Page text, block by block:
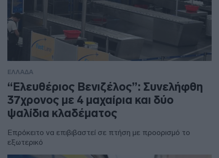
ΕΛΛΑΔΑ
“Ελευθέριος Βενιζέλος”: Συνελήφθη
37χρονος με 4 μαχαίρια και δύο
ψαλίδια κλαδέματος
Επρόκειτο να επιβιβαστεί σε πτήση με προορισμό το
εξωτερικό